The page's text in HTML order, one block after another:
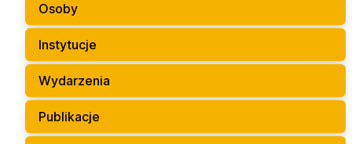
Osoby
Instytucje
Wydarzenia
Publikacje